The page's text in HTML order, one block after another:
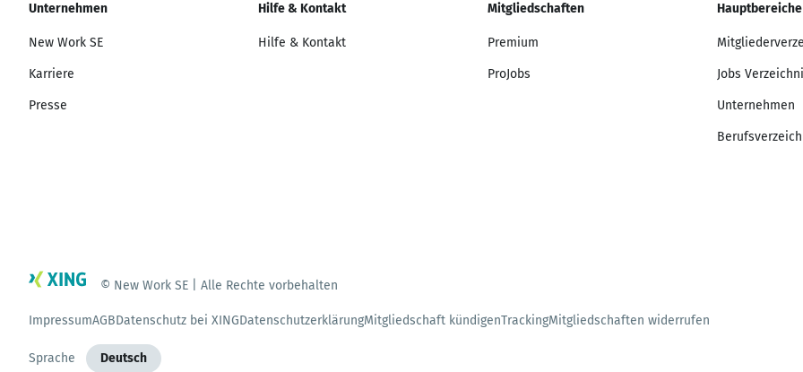
Unternehmen
New Work SE
Karriere
Presse
Hilfe & Kontakt
Hilfe & Kontakt
Mitgliedschaften
Premium
ProJobs
Hauptbereiche
Jobs
Unternehmen
© New Work SE | Alle Rechte vorbehalten
ImpressumAGBDatenschutz bei XINGDatenschutzerklärungMitgliedschaft kündigenTrackingMitgliedschaften widerrufen
Sprache Deutsch